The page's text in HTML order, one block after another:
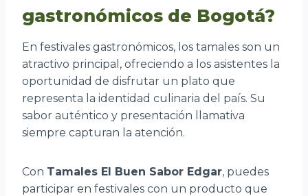
gastronómicos de Bogotá?
En festivales gastronómicos, los tamales son un
atractivo principal, ofreciendo a los asistentes la
oportunidad de disfrutar un plato que
representa la identidad culinaria del país. Su
sabor auténtico y presentación llamativa
siempre capturan la atención.
Con Tamales El Buen Sabor Edgar, puedes
participar en festivales con un producto que